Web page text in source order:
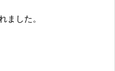
ました。